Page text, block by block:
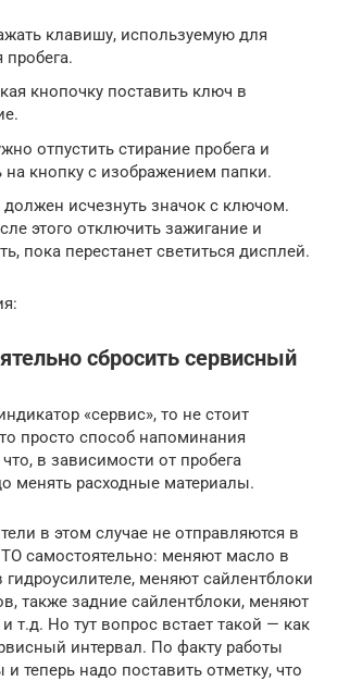
клавишу, используемую для
пробега.
кнопочку поставить ключ в
отпустить стирание пробега и
на кнопку с изображением папки.
должен исчезнуть значок с ключом.
этого отключить зажигание и
пока перестанет светиться дисплей.
сбросить сервисный
«сервис», то не стоит
просто способ напоминания
в зависимости от пробега
менять расходные материалы.
в этом случае не отправляются в
самостоятельно: меняют масло в
меняют сайлентблоки
также задние сайлентблоки, меняют
т.д. Но тут вопрос встает такой — как
интервал. По факту работы
теперь надо поставить отметку, что